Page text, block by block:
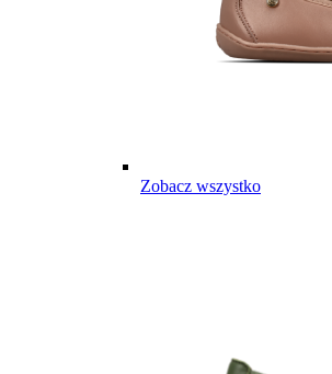
Zobacz wszystko